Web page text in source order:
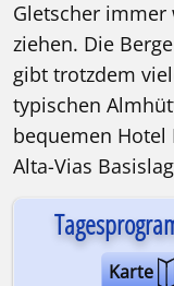
Gletscher immer
ziehen. Die
gibt trotzdem
typischen
bequemen Hotel
Alta-Vias
Karte